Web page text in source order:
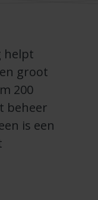
helpt
groot
200
beheer
is een